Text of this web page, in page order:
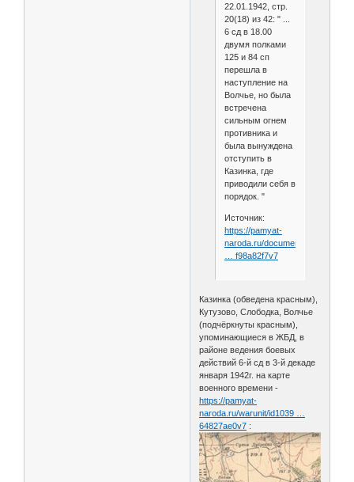
22.01.1942, стр.
20(18) из 42: " ...
6 сд в 18.00
двумя полками
125 и 84 сп
перешла в
наступление на
Волчье, но была
встречена
сильным огнем
противника и
была вынуждена
отступить в
Казинка, где
приводили себя в
порядок. "
Источник:
https://pamyat-
naroda.ru/documents/view
… f98a82f7v7
Казинка (обведена красным),
Кутузово, Слободка, Волчье
(подчёркнуты красным),
упоминающиеся в ЖБД, в
районе ведения боевых
действий 6-й сд в 3-й декаде
января 1942г. на карте
военного времени -
https://pamyat-
naroda.ru/warunit/id1039 …
64827ae0v7 :